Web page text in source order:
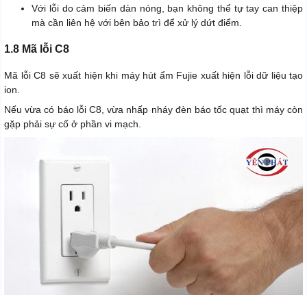
Với lỗi do cảm biến dàn nóng, bạn không thể tự tay can thiệp
mà cần liên hệ với bên bảo trì để xử lý dứt điểm.
1.8 Mã lỗi C8
Mã lỗi C8 sẽ xuất hiện khi máy hút ẩm Fujie xuất hiện lỗi dữ liệu tạo
ion.
Nếu vừa có báo lỗi C8, vừa nhấp nháy đèn báo tốc quạt thì máy còn
gặp phải sự cố ở phần vi mạch.